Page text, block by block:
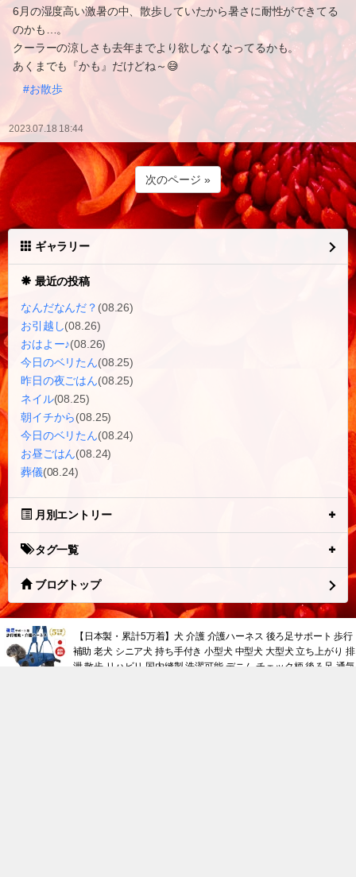
6月の湿度高い激暑の中、散歩していたから暑さに耐性ができてる
のかも…。
クーラーの涼しさも去年までより欲しなくなってるかも。
あくまでも『かも』だけどね～😅
#お散歩
2023.07.18 18:44
次のページ »
ギャラリー
最近の投稿
なんだなんだ？ (08.26)
お引越し(08.26)
おはよー♪(08.26)
今日のベリたん(08.25)
昨日の夜ごはん(08.25)
ネイル(08.25)
朝イチから(08.25)
今日のベリたん(08.24)
お昼ごはん(08.24)
葬儀(08.24)
月別エントリー
タグ一覧
ブログトップ
【日本製・累計5万着】犬 介護 介護ハーネス 後ろ足サポート 歩行
補助 老犬 シニア犬 持ち手付き 小型犬 中型犬 大型犬 立ち上がり 排
泄 散歩 リハビリ 国内縫製 洗濯可能 デニム チェック柄 後ろ足 通気